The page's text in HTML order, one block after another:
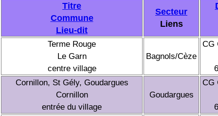
Titre
Commune
Lieu-dit
Secteur
Liens
Terme Rouge
Le Garn
centre village
Bagnols/Cèze
CG
Cornillon, St Gély, Goudargues
Cornillon
entrée du village
Goudargues
CG